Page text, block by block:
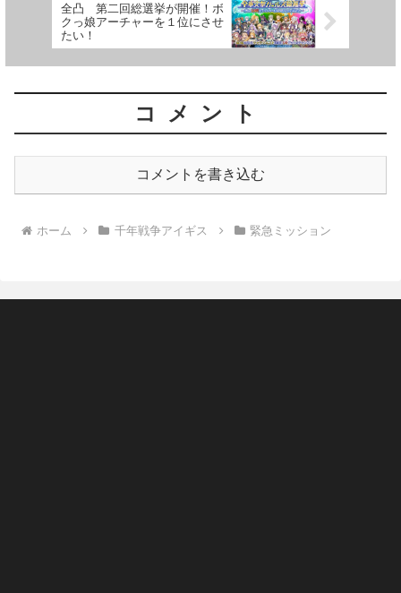
全凸 第二回総選挙が開催！ボ
クっ娘アーチャーを１位にさせ
たい！
コメント
コメントを書き込む
ホーム 千年戦争アイギス 緊急ミッション